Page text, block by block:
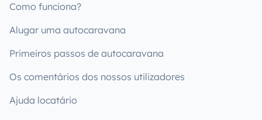
Como funciona?
Alugar uma autocaravana
Primeiros passos de autocaravana
Os comentários dos nossos utilizadores
Ajuda locatário